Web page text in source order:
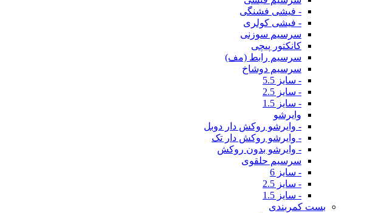
- فیشی فشنگی
- فیشی کولری
سرسیم سوزنی
کانکتور پیچی
سرسیم رابط (مف)
سرسیم دوشاخ
- سایز 5.5
- سایز 2.5
- سایز 1.5
وایرشو
- وایرشو روکش دار دوبل
- وایرشو روکش دار تک
- وایرشو بدون روکش
سرسیم حلقوی
- سایز 6
- سایز 2.5
- سایز 1.5
بست کمربندی